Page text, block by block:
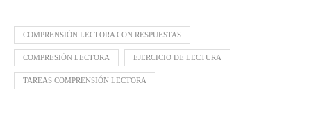
COMPRENSIÓN LECTORA CON RESPUESTAS
COMPRESIÓN LECTORA EJERCICIO DE LECTURA
TAREAS COMPRENSIÓN LECTORA